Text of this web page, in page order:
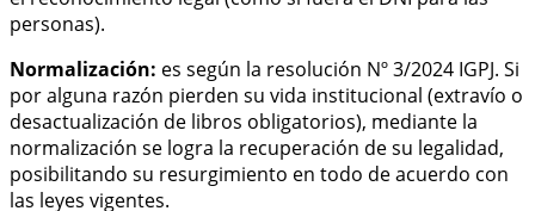
personas).
Normalización: es según la resolución Nº 3/2024 IGPJ. Si
por alguna razón pierden su vida institucional (extravío o
desactualización de libros obligatorios), mediante la
normalización se logra la recuperación de su legalidad,
posibilitando su resurgimiento en todo de acuerdo con
las leyes vigentes.